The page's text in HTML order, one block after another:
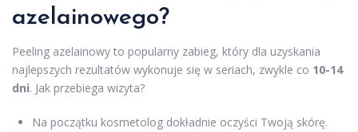
azelainowego?
Peeling azelainowy to popularny zabieg, który dla uzyskania
najlepszych rezultatów wykonuje się w seriach, zwykle co 10-14
dni. Jak przebiega wizyta?
Na początku kosmetolog dokładnie oczyści Twoją skórę.